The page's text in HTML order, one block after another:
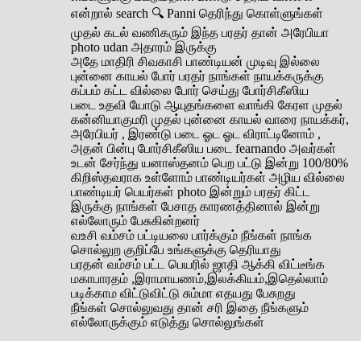
என்றால் search 🔍 Panni தெரிந்து கொள்ளுங்கள்
முதல் கடல் வணிகரும் இந்த பரதர் தான் அரேபியா
photo udan அதாரம் இருக்கு
அதே மாதிரி சிவகாசி பாண்டியன் முடிவு இல்லை
புன்னை காயல் போர் பரதர் நாங்கள் நாயக்கருக்கு
கப்பம் கட்ட வில்லை போர் செய்து போர்சிகீஸிய
படை உதவி யோடு ஆயுதங்களை வாங்கி கேரள முதல்
கன்னியாகுமரி முதல் புன்னை காயல் வாரை நாயக்கர்,
அரேபியர் , இரண்டு படை ஓட ஓட விராட்டினோம் ,
அதன் பின்பு போர்சிகீஸிய படை fearnando அவர்கள்
உடன் சேர்ந்து யனாஸ்தனம் பெற பட்டு இன்று 100/80%
கிறிஸ்தவராக உள்ளோம் பாண்டியர்கள் அழிய வில்லை
பாண்டியர் பெயர்கள் photo இன்றும் பரதர் கிட்ட
இருக்கு நாங்கள் பேசாத காரணத்தினால் இன்று
எல்லோரும் பேசுகின்றனர்
வஉசி வம்சம் பட்டியலை பார்க்கும் நீங்கள் நாங்க
சொல்லுற குறிப்பே உங்களுக்கு தெரியாது
பரதன் வம்சம் பட்ட பெயரில் ஜாதி ஆக்கி விட்டீங்க
மகாபாரதம் ,இராமாயணம்,இலக்கியம்,இதெல்லாம்
படிக்காம விட்டுவிட்டு சும்மா எதயது பேசுறது
நீங்கள் சொல்லுவது தான் சரி இதை நீங்களும்
எல்லோருக்கும் எடுத்து சொல்லுங்கள்